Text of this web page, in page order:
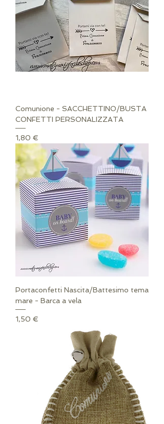
Comunione - SACCHETTINO/BUSTA
CONFETTI PERSONALIZZATA
Prezzo
1,80 €
Portaconfetti Nascita/Battesimo tema
mare - Barca a vela
Prezzo
1,50 €